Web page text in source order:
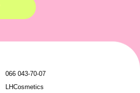
066 043-70-07
LHCosmetics